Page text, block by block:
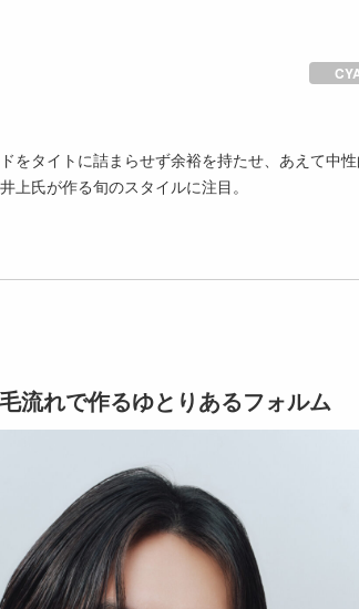
をタイトに詰まらせず余裕を持たせ、あえて中
上氏が作る旬のスタイルに注目。
流れで作るゆとりあるフォルム